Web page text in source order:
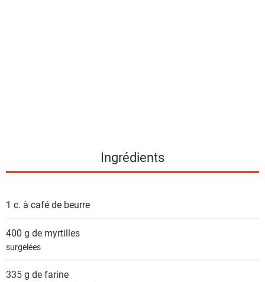
s
Ingrédients
1 c. à café de beurre
400 g de myrtilles
surgelées
335 g defarine